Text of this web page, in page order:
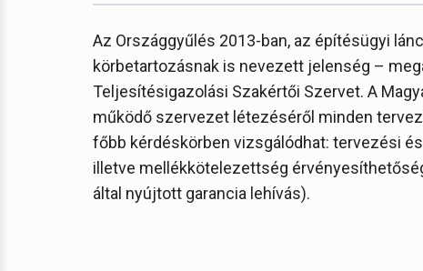
Az Országgyűlés 2013-ban, az építésügyi
körbetartozásnak is nevezett jelenség –
Teljesítésigazolási Szakértői Szervet. A
működő szervezet létezéséről minden
főbb kérdéskörben vizsgálódhat: tervezési
illetve mellékkötelezettség
által nyújtott garancia lehívás).